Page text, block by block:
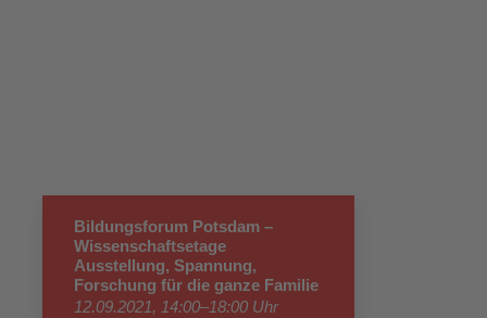
Bildungsforum Potsdam –
Wissenschaftsetage
Ausstellung, Spannung,
Forschung für die ganze Familie
12.09.2021, 14:00–18:00 Uhr